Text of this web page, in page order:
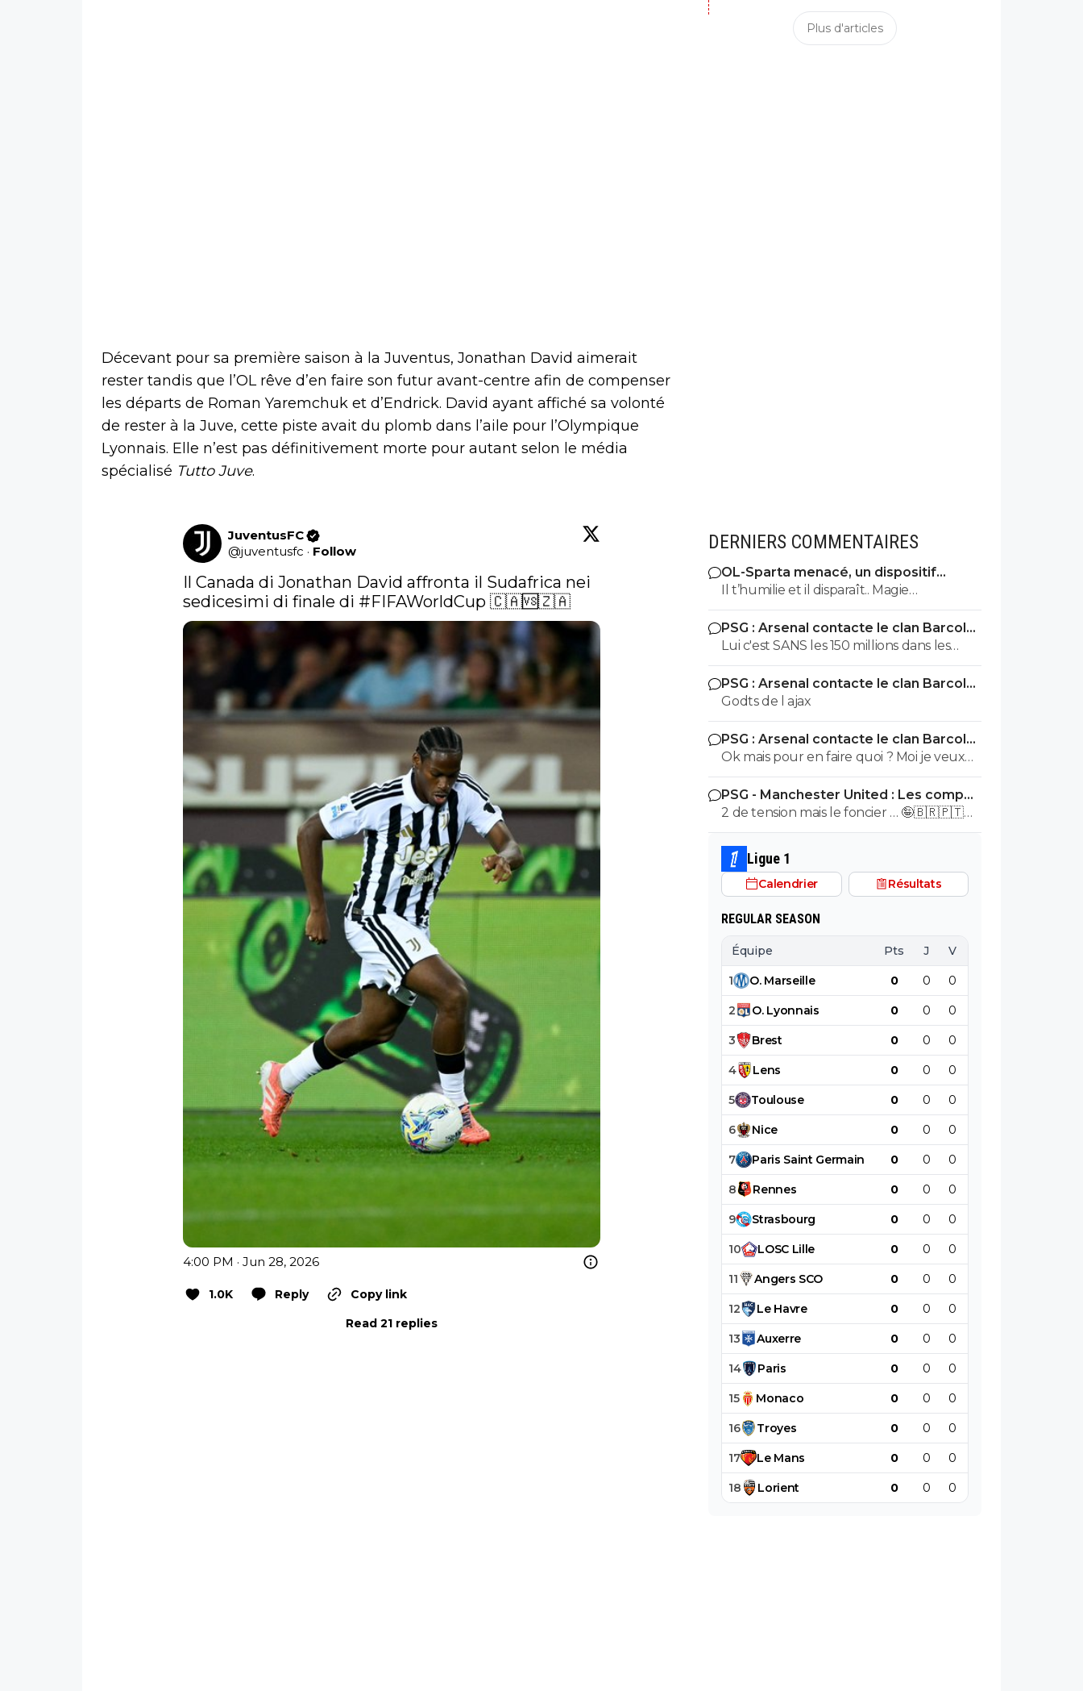
Décevant pour sa première saison à la Juventus, Jonathan David aimerait
rester tandis que l’OL rêve d’en faire son futur avant-centre afin de compenser
les départs de Roman Yaremchuk et d’Endrick. David ayant affiché sa volonté
de rester à la Juve, cette piste avait du plomb dans l’aile pour l’Olympique
Lyonnais. Elle n’est pas définitivement morte pour autant selon le média
spécialisé Tutto Juve.
JuventusFC
@juventusfc · Follow
Il Canada di Jonathan David affronta il Sudafrica nei
sedicesimi di finale di #FIFAWorldCup 🇨🇦🆚🇿🇦
4:00 PM · Jun 28, 2026
1.0K Reply
Copy link
Read 21 replies
Plus d'articles
DERNIERS COMMENTAIRES
OL-Sparta menacé, un dispositif
énorme mis en place
Il t’humilie et il disparaît.. Magie…
PSG : Arsenal contacte le clan Barcola,
le feuilleton relancé
Lui c'est SANS les 150 millions dans les
caisses...
PSG : Arsenal contacte le clan Barcola,
le feuilleton relancé
Godts de l ajax
PSG : Arsenal contacte le clan Barcola,
le feuilleton relancé
Ok mais pour en faire quoi ? Moi je veux
bien sinon investit de l'autre côté...et autre
chose que Digne !
PSG - Manchester United : Les compos
(17h sur beIN Sports 1)
2 de tension mais le foncier … 🤪🇧🇷🇵🇹
🇫🇷🇺🇦
Ligue 1
Calendrier Résultats
REGULAR SEASON
Équipe Pts J V
1 O. Marseille 0 0 0
2 O. Lyonnais 0 0 0
3 Brest 0 0 0
4 Lens 0 0 0
5 Toulouse 0 0 0
6 Nice 0 0 0
7 Paris Saint Germain 0 0 0
8 Rennes 0 0 0
9 Strasbourg 0 0 0
10 LOSC Lille 0 0 0
11 Angers SCO 0 0 0
12 Le Havre 0 0 0
13 Auxerre 0 0 0
14 Paris 0 0 0
15 Monaco 0 0 0
16 Troyes 0 0 0
17 Le Mans 0 0 0
18 Lorient 0 0 0